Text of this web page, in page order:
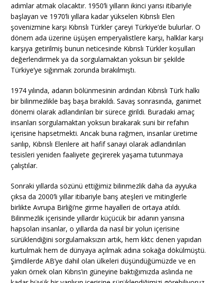
adımlar atmak olacaktır. 1950’li yılların ikinci yarısı itibariyle
başlayan ve 1970’li yıllara kadar yükselen Kıbrıslı Elen
şovenizmine karşı Kıbrıslı Türkler çareyi Türkiye’de bulurlar. O
dönem ada üzerine üşüşen emperyalistlere karşı, halklar karşı
karşıya getirilmiş bunun neticesinde Kıbrıslı Türkler koşulları
değerlendirmek ya da sorgulamaktan yoksun bir şekilde
Türkiye’ye sığınmak zorunda bırakılmıştı.
1974 yılında, adanın bölünmesinin ardından Kıbrıslı Türk halkı
bir bilinmezlikle baş başa bırakıldı. Savaş sonrasında, ganimet
dönemi olarak adlandırılan bir sürece girildi. Buradaki amaç
insanları sorgulamaktan yoksun bırakarak suni bir refahın
içerisine hapsetmekti. Ancak buna rağmen, insanlar üretime
sarılıp, Kıbrıslı Elenlere ait hafif sanayi olarak adlandırılan
tesisleri yeniden faaliyete geçirerek yaşama tutunmaya
çalıştılar.
Sonraki yıllarda sözünü ettiğimiz bilinmezlik daha da ayyuka
çıksa da 2000’li yıllar itibariyle barış ateşleri ve mitinglerle
birlikte Avrupa Birliği’ne girme hayalleri de ortaya atıldı.
Bilinmezlik içerisinde yıllardır küçücük bir adanın yarısına
hapsolan insanlar, o yıllarda da nasıl bir yolun içerisine
sürüklendiğini sorgulamaksızın artık, hem kktc denen yapıdan
kurtulmak hem de dünyaya açılmak adına sokağa dökülmüştü.
Şimdilerde AB’ye dahil olan ülkeleri düşündüğümüzde ve en
yakın örnek olan Kıbrıs’ın güneyine baktığımızda aslında ne